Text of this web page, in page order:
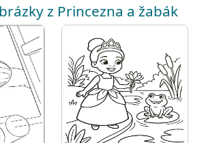
z Princezna a žabák